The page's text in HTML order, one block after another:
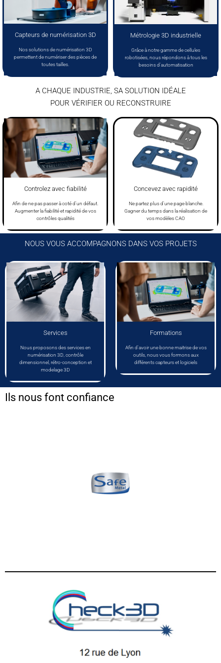
Capteurs de numérisation 3D
Nos solutions de numérisation 3D
permettent de numériser des pièces de
toutes tailles.
Métrologie 3D industrielle
Grâce à notre gamme de cellules
robotisées, nous répondons à tous les
besoins d'automatisation
A CHAQUE INDUSTRIE, SA SOLUTION IDÉALE
POUR VÉRIFIER OU RECONSTRUIRE
Controlez avec fiabilité
Afin de ne pas passer à coté d'un défaut.
Augmenter la fiabilité et rapidité de vos
contrôles qualités
Concevez avec rapidité
Ne partez plus d'une page blanche.
Gagner du temps dans la réalisation de
vos modèles CAO
NOUS VOUS ACCOMPAGNONS DANS VOS PROJETS
Services
Nous proposons des services en
numérisation 3D, contrôle
dimensionnel, rétro-conception et
modelage 3D
Formations
Afin d'avoir une bonne maitrise de vos
outils, nous vous formons aux
différents capteurs et logiciels
Ils nous font confiance